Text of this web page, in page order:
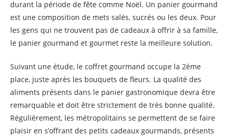
durant la période de fête comme Noël. Un panier gourmand
est une composition de mets salés, sucrés ou les deux. Pour
les gens qui ne trouvent pas de cadeaux à offrir à sa famille,
le panier gourmand et gourmet reste la meilleure solution.
Suivant une étude, le coffret gourmand occupe la 2ème
place, juste après les bouquets de fleurs. La qualité des
aliments présents dans le panier gastronomique devra être
remarquable et doit être strictement de très bonne qualité.
Régulièrement, les métropolitains se permettent de se faire
plaisir en s’offrant des petits cadeaux gourmands, présents